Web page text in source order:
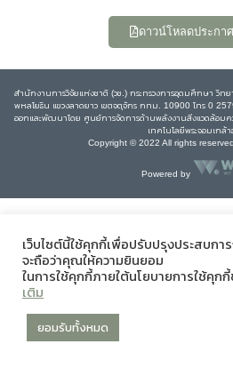
ดาวน์โหลดประกา
สำนักงานการวิจัยแห่งชาติ (วช.) กระทรวงการอุดมศึกษา วิท
พหลโยธิน แขวงลาดยาว เขตจตุจักร กทม. 10900 โทร 0
ออกและพัฒนาโดย ศูนย์การจัดการด้านพลังงานสิ่งแวดล้อม
เทคโนโลยีพระจอมเกล้
Copyright © 2022 All rights
Powered by
เว็บไซต์นี้ใช้คุกกี้เพื่อปรับปรุงประสบกา
จะถือว่าคุณให้ความยินยอม
ในการใช้คุกกี้ภายใต้นโยบายการใช้คุกกี้
เติม
ยอมรับทั้งหมด